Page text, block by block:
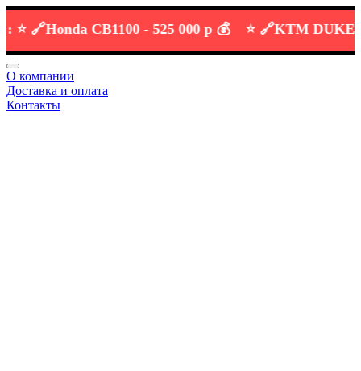
Honda CB1100 -525 000 р 💰 ⭐️ 🔗 KTM DUKE 690 -
О компании
Доставка и оплата
Контакты